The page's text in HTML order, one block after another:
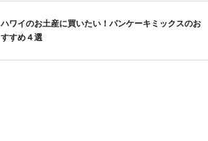
ハワイのお土産に買いたい！パンケーキミックスのお
すすめ４選